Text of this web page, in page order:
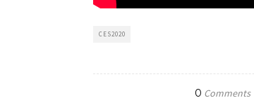
CES2020
0 Comments